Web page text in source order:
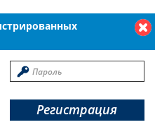
Регистрация